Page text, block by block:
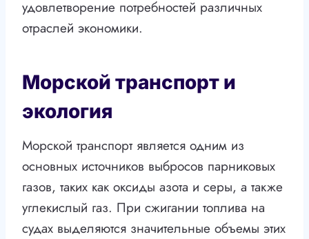
удовлетворение потребностей различных
отраслей экономики.
Морской транспорт и
экология
Морской транспорт является одним из
основных источников выбросов парниковых
газов, таких как оксиды азота и серы, а также
углекислый газ. При сжигании топлива на
судах выделяются значительные объемы этих